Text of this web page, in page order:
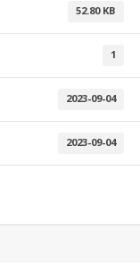
52.80 KB
1
2023-09-04
2023-09-04